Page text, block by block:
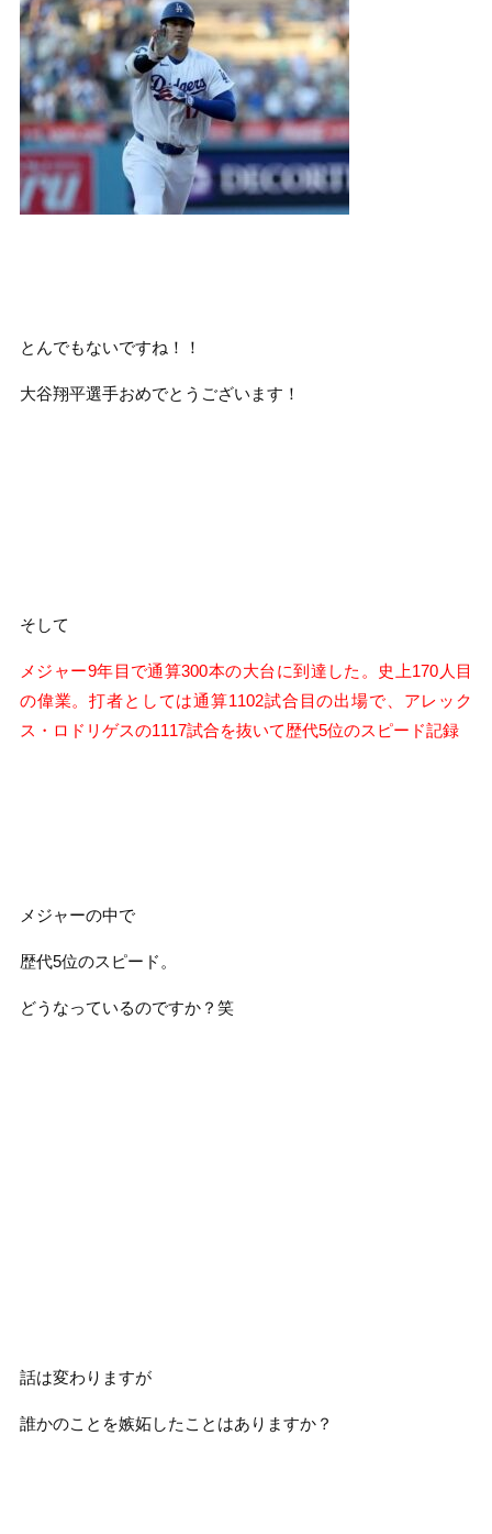
とんでもないですね！！
大谷翔平選手おめでとうございます！
そして
メジャー9年目で通算300本の大台に到達した。史上170人目
の偉業。打者としては通算1102試合目の出場で、アレック
ス・ロドリゲスの1117試合を抜いて歴代5位のスピード記録
メジャーの中で
歴代5位のスピード。
どうなっているのですか？笑
話は変わりますが
誰かのことを嫉妬したことはありますか？